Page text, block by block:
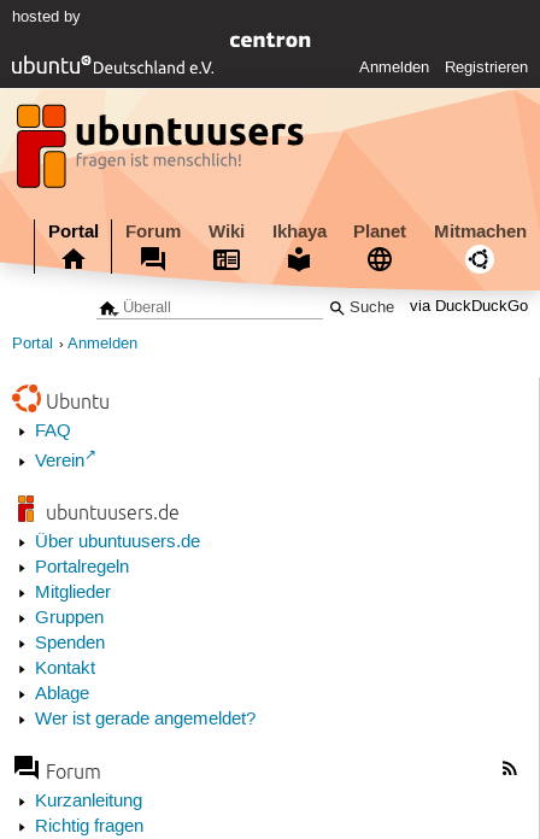
hosted by
Anmelden Registrieren
Portal Forum Wiki Ikhaya Planet Mitmachen
via DuckDuckGo
Portal Anmelden
Ubuntu
FAQ
Verein
ubuntuusers.de
Über ubuntuusers.de
Portalregeln
Mitglieder
Gruppen
Spenden
Kontakt
Ablage
Wer ist gerade angemeldet?
Forum
Kurzanleitung
Richtig fragen